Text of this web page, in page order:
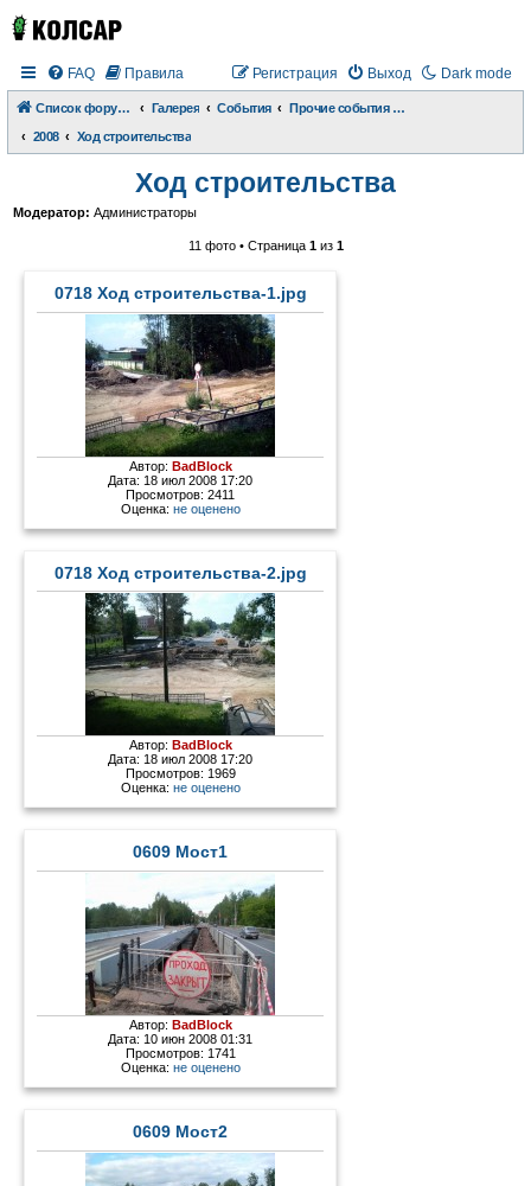
Dark mode
FAQ Правила Выход
Регистрация
Список форумов Галерея События
Прочие события и происшествия
2008
Ход строительства
Ход строительства
Модератор: Администраторы
11 фото • Страница 1из 1
0718 Ход строительства-1.jpg
Автор: BadBlock
Дата: 18 июл 2008 17:20
Просмотров: 2411
Оценка: не оценено
0718 Ход строительства-2.jpg
Автор: BadBlock
Дата: 18 июл 2008 17:20
Просмотров: 1969
Оценка: не оценено
0609 Мост1
Автор: BadBlock
Дата: 10 июн 2008 01:31
Просмотров: 1741
Оценка: не оценено
0609 Мост2